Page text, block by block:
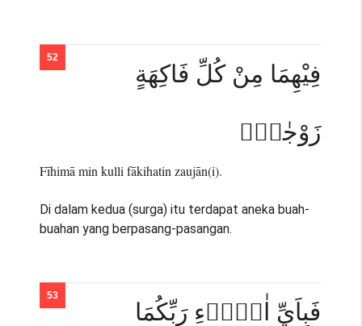
فِيْهِمَا مِنْ كُلِّ فَاكِهَةٍ
زَوْجٰنِۚ
Fīhimā min kulli fākihatin zaujān(i).
Di dalam kedua (surga) itu terdapat aneka buah-
buahan yang berpasang-pasangan.
فَبِاَيِّ اٰلَاۤءِ رَبِّكُمَا